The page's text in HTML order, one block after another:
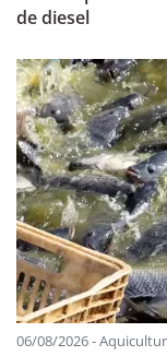
de diesel
06/08/2026 -